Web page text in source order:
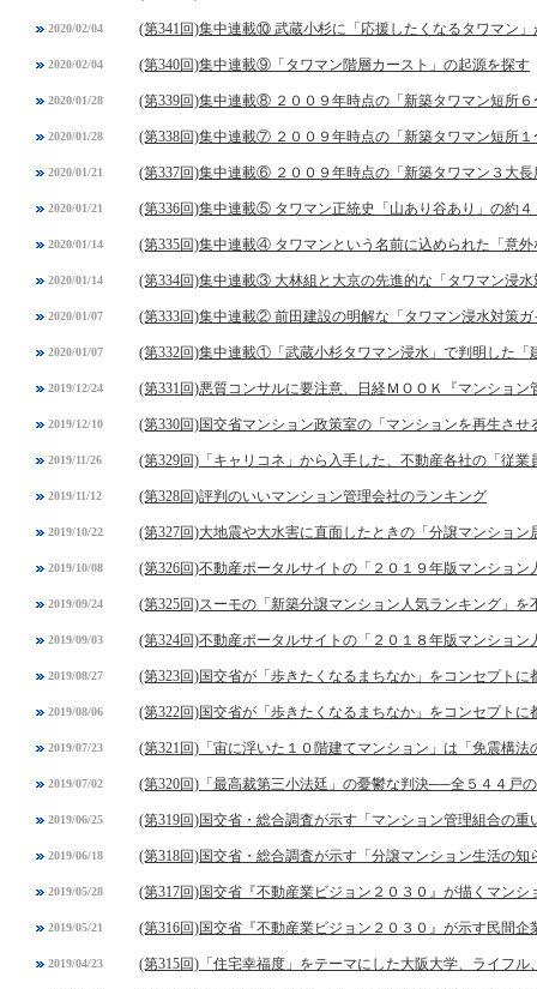
2020/02/04 (第341回)集中連載⑩ 武蔵小杉に「応援したくなるタワマン」
2020/02/04 (第340回)集中連載⑨「タワマン階層カースト」の起源を探す
2020/01/28 (第339回)集中連載⑧ ２００９年時点の「新築タワマン短所
2020/01/28 (第338回)集中連載⑦ ２００９年時点の「新築タワマン短所
2020/01/21 (第337回)集中連載⑥ ２００９年時点の「新築タワマン３大長
2020/01/21 (第336回)集中連載⑤ タワマン正統史「山あり谷あり」の約４
2020/01/14 (第335回)集中連載④ タワマンという名前に込められた「意外
2020/01/14 (第334回)集中連載③ 大林組と大京の先進的な「タワマン浸
2020/01/07 (第333回)集中連載② 前田建設の明解な「タワマン浸水対策
2020/01/07 (第332回)集中連載①「武蔵小杉タワマン浸水」で判明した「
2019/12/24 (第331回)悪質コンサルに要注意、日経ＭＯＯＫ『マンション
2019/12/10 (第330回)国交省マンション政策室の「マンションを再生させ
2019/11/26 (第329回)「キャリコネ」から入手した、不動産各社の「従業
2019/11/12 (第328回)評判のいいマンション管理会社のランキング
2019/10/22 (第327回)大地震や大水害に直面したときの「分譲マンション
2019/10/08 (第326回)不動産ポータルサイトの「２０１９年版マンショ
2019/09/24 (第325回)スーモの「新築分譲マンション人気ランキング」
2019/09/03 (第324回)不動産ポータルサイトの「２０１８年版マンショ
2019/08/27 (第323回)国交省が「歩きたくなるまちなか」をコンセプトに
2019/08/06 (第322回)国交省が「歩きたくなるまちなか」をコンセプトに
2019/07/23 (第321回)「宙に浮いた１０階建てマンション」は「免震構法
2019/07/02 (第320回)「最高裁第三小法廷」の憂鬱な判決──全５４４戸
2019/06/25 (第319回)国交省・総合調査が示す「マンション管理組合の重
2019/06/18 (第318回)国交省・総合調査が示す「分譲マンション生活の知
2019/05/28 (第317回)国交省『不動産業ビジョン２０３０』が描くマン
2019/05/21 (第316回)国交省『不動産業ビジョン２０３０』が示す民間企
2019/04/23 (第315回)「住宅幸福度」をテーマにした大阪大学、ライフル